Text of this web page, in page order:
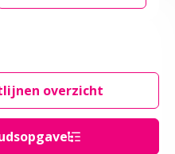
overzicht